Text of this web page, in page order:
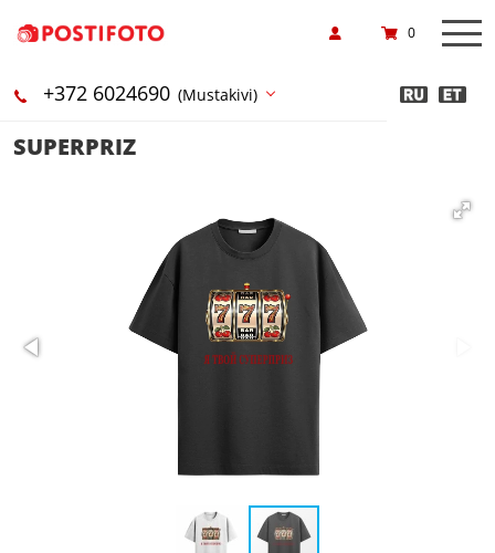
+372 6024690 (Mustakivi)
0
SUPERPRIZ